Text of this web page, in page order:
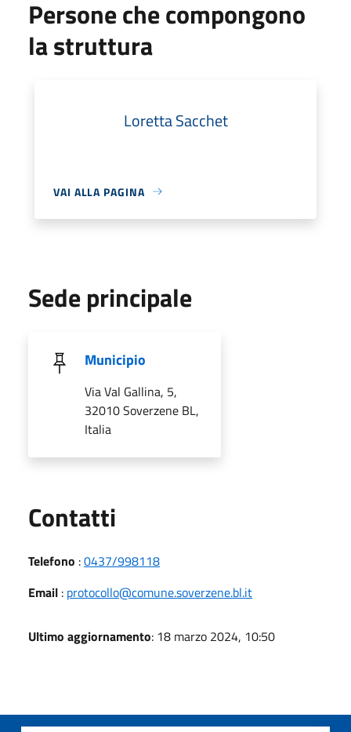
Persone che compongono
la struttura
Loretta Sacchet
VAI ALLA PAGINA
Sede principale
Municipio
Via Val Gallina, 5,
32010 Soverzene BL,
Italia
Contatti
Telefono :0437/998118
Email : protocollo@comune.soverzene.bl.it
Ultimo aggiornamento: 18 marzo 2024, 10:50